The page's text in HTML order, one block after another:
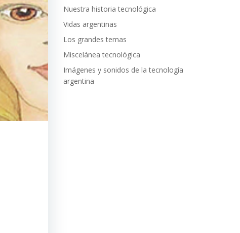
Nuestra historia tecnológica
Vidas argentinas
Los grandes temas
Miscelánea tecnológica
Imágenes y sonidos de la tecnología
argentina